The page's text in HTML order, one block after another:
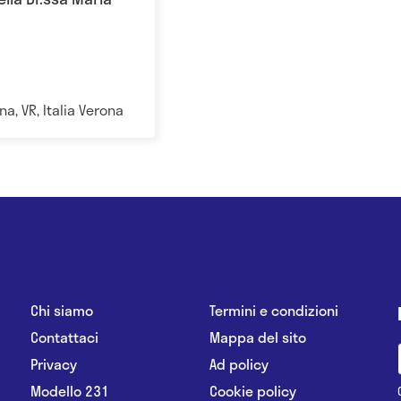
VR, Italia Verona
Chi siamo
Contattaci
Privacy
Modello 231
Termini e condizioni
Mappa del sito
Ad policy
Cookie policy